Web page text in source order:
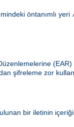
öntanımlı yeri
şifreleme zor
bir iletinin